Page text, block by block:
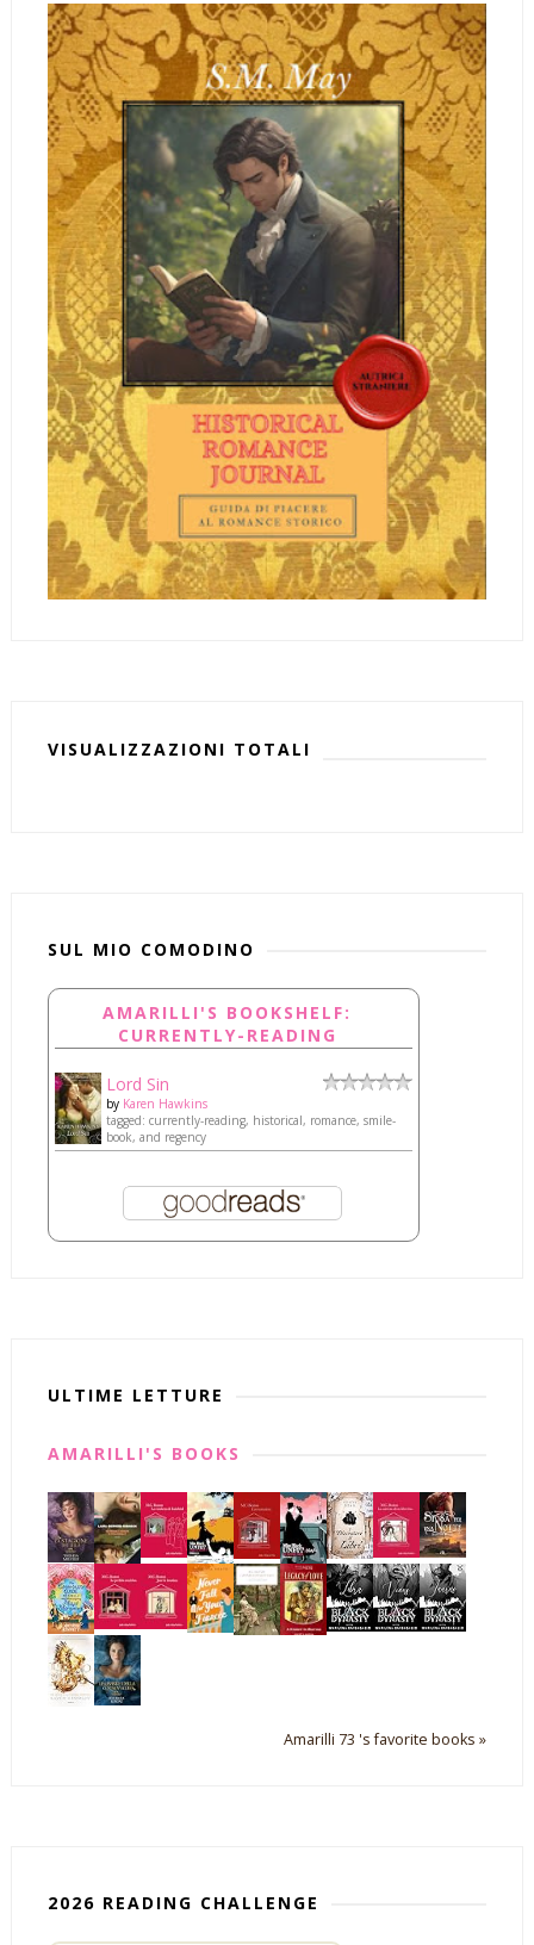
VISUALIZZAZIONI TOTALI
SUL MIO COMODINO
AMARILLI'S BOOKSHELF:
CURRENTLY-READING
Lord Sin
by Karen Hawkins
tagged: currently-reading, historical, romance, smile-
book, and regency
ULTIME LETTURE
AMARILLI'S BOOKS
Amarilli 73 's favorite books »
2026 READING CHALLENGE